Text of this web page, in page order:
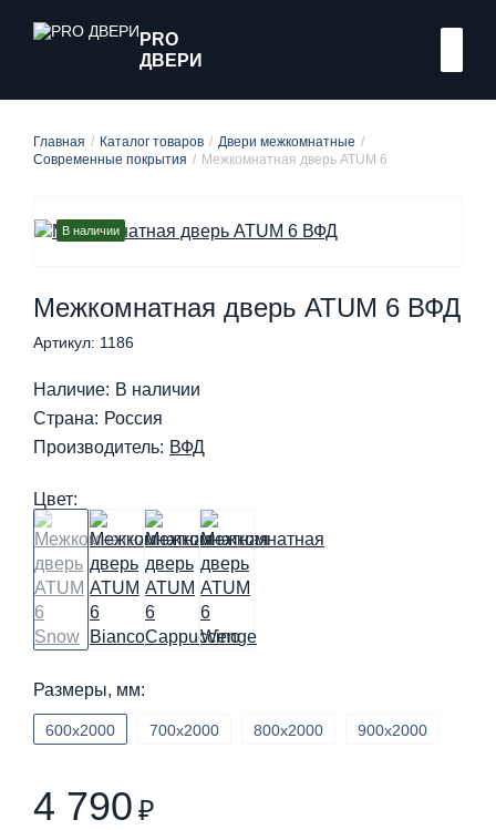
PRO
ДВЕРИ
Главная Каталог товаров
Двери межкомнатные
Современные покрытия
Межкомнатная дверь ATUM 6
В наличии
Межкомнатная дверь ATUM 6 ВФД
Артикул: 1186
Наличие: В наличии
Страна: Россия
Производитель: ВФД
Цвет:
Размеры, мм:
600х2000 700х2000 800х2000 900х2000
4 790 ₽